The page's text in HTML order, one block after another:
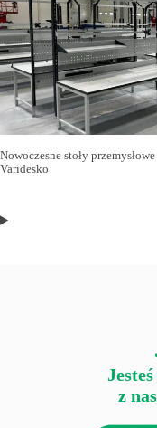
Nowoczesne stoły
Varidesko
z